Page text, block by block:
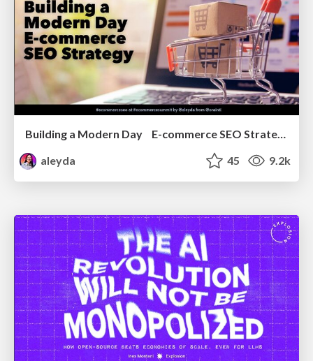
Building a Modern Day E-commerce SEO Strategy
aleyda
45 9.2k